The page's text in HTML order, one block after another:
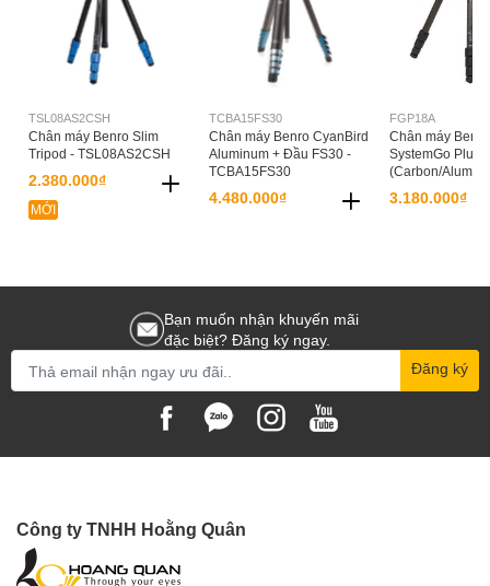
TSL08AS2CSH
Chân máy Benro Slim
Tripod - TSL08AS2CSH
2.380.000₫
MỚI
TCBA15FS30
Chân máy Benro CyanBird
Aluminum + Đầu FS30 -
TCBA15FS30
4.480.000₫
FGP18A
Chân máy Benro
SystemGo Plus
(Carbon/
3.180.000₫
Bạn muốn nhận khuyến mãi
đặc biệt? Đăng ký ngay.
Đăng ký
Công ty TNHH Hoằng Quân